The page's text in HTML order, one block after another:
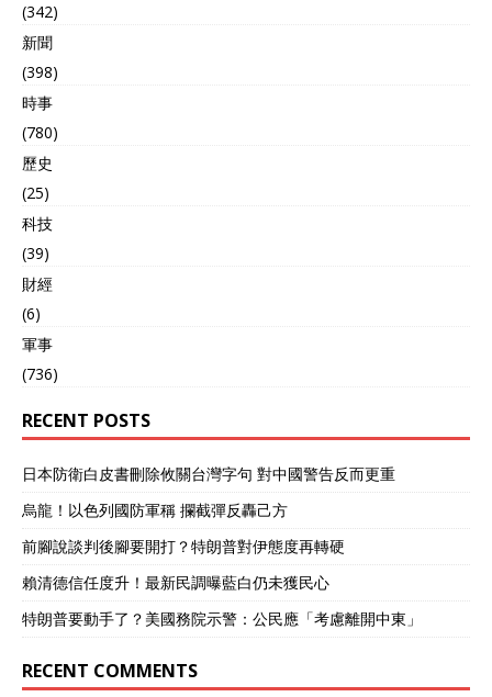
(342)
新聞
(398)
時事
(780)
歷史
(25)
科技
(39)
財經
(6)
軍事
(736)
RECENT POSTS
日本防衛白皮書刪除攸關台灣字句 對中國警告反而更重
烏龍！以色列國防軍稱 攔截彈反轟己方
前腳說談判後腳要開打？特朗普對伊態度再轉硬
賴清德信任度升！最新民調曝藍白仍未獲民心
特朗普要動手了？美國務院示警：公民應「考慮離開中東」
RECENT COMMENTS